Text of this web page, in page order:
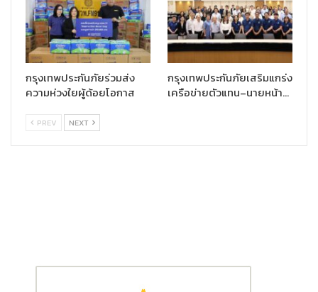
กรุงเทพประกันภัยร่วมส่ง
ความห่วงใยผู้ด้อยโอกาส
กรุงเทพประกันภัยเสริมแกร่ง
เครือข่ายตัวแทน–นายหน้า…
PREV NEXT